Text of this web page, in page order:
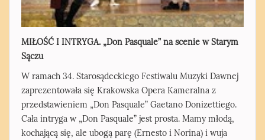
MIŁOŚĆ I INTRYGA. „Don Pasquale” na scenie w Starym
Sączu
W ramach 34. Starosądeckiego Festiwalu Muzyki Dawnej
zaprezentowała się Krakowska Opera Kameralna z
przedstawieniem „Don Pasquale” Gaetano Donizettiego.
Cała intryga w „Don Pasquale” jest prosta. Mamy młodą,
kochającą się, ale ubogą parę (Ernesto i Norina) i wuja